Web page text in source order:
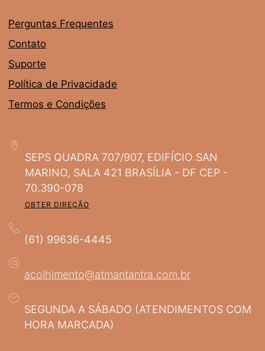
Perguntas Frequentes
Contato
Suporte
Política de Privacidade
Termos e Condições
SEPS QUADRA 707/907, EDIFÍCIO SAN
MARINO, SALA 421 BRASÍLIA - DF CEP -
70.390-078
OBTER DIREÇÃO
(61) 99636-4445
acolhimento@atmantantra.com.br
SEGUNDA A SÁBADO (ATENDIMENTOS COM
HORA MARCADA)